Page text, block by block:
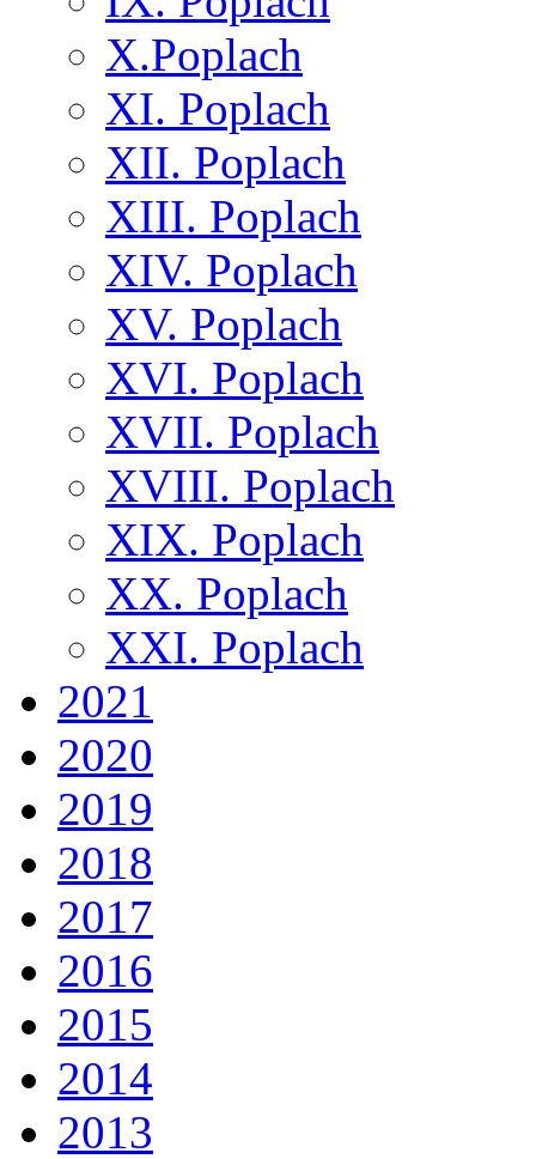
X.Poplach
XI. Poplach
XII. Poplach
XIII. Poplach
XIV. Poplach
XV. Poplach
XVI. Poplach
XVII. Poplach
XVIII. Poplach
XIX. Poplach
XX. Poplach
XXI. Poplach
2021
2020
2019
2018
2017
2016
2015
2014
2013